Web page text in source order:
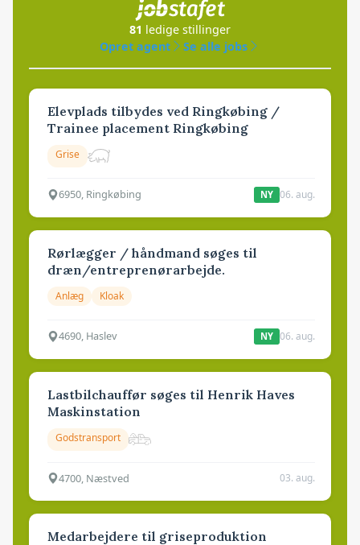
81 ledige stillinger
Opret agent
Se alle jobs
Elevplads tilbydes ved Ringkøbing /
Trainee placement Ringkøbing
Grise
6950, Ringkøbing NY 06. aug.
Rørlægger / håndmand søges til
dræn/entreprenørarbejde.
Anlæg Kloak
4690, Haslev NY 06. aug.
Lastbilchauffør søges til Henrik Haves
Maskinstation
Godstransport
4700, Næstved 03. aug.
Medarbejdere til griseproduktion